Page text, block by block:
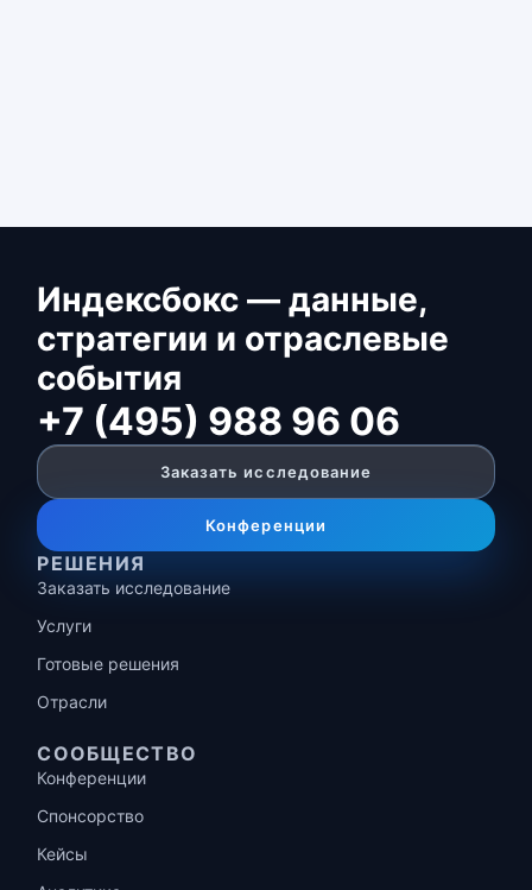
Индексбокс — данные,
стратегии и отраслевые
события
+7 (495) 988 96 06
Заказать исследование
Конференции
РЕШЕНИЯ
Заказать исследование
Услуги
Готовые решения
Отрасли
СООБЩЕСТВО
Конференции
Спонсорство
Кейсы